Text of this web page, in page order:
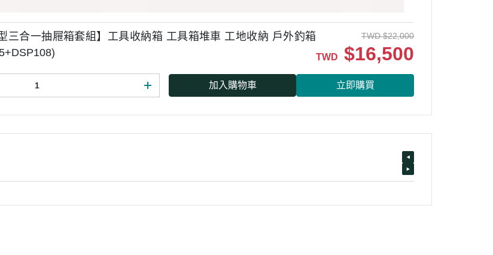
三合一抽屜箱套組】工具收納箱 工具箱堆車 工地收納 戶外釣箱
TWD $22,000
TWD $16,500
加入購物車 立即購買